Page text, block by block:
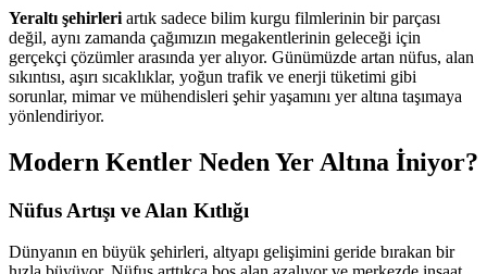
Yeraltı şehirleri artık sadece bilim kurgu filmlerinin bir parçası
değil, aynı zamanda çağımızın megakentlerinin geleceği için
gerçekçi çözümler arasında yer alıyor. Günümüzde artan nüfus, alan
sıkıntısı, aşırı sıcaklıklar, yoğun trafik ve enerji tüketimi gibi
sorunlar, mimar ve mühendisleri şehir yaşamını yer altına taşımaya
yönlendiriyor.
Modern Kentler Neden Yer Altına İniyor?
Nüfus Artışı ve Alan Kıtlığı
Dünyanın en büyük şehirleri, altyapı gelişimini geride bırakan bir